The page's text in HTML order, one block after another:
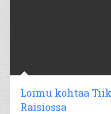
Loimu kohtaa
Raisiossa